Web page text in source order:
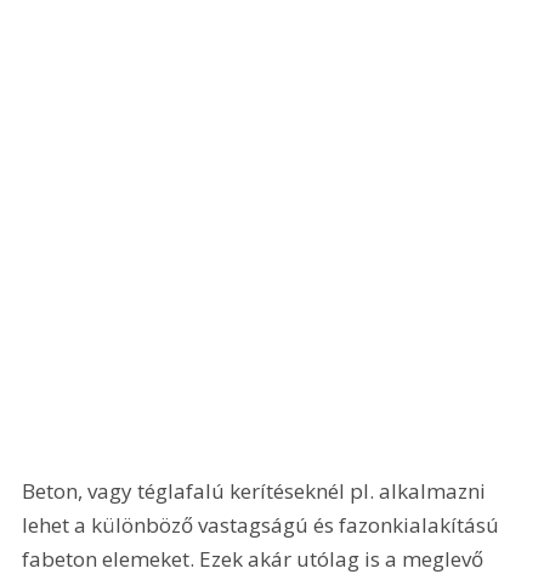
Beton, vagy téglafalú kerítéseknél pl. alkalmazni
lehet a különböző vastagságú és fazonkialakítású
fabeton elemeket. Ezek akár utólag is a meglevő